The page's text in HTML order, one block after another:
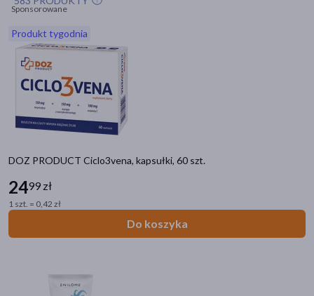
Hit
Sponsorowane
Produkt tygodnia
DOZ PRODUCT Ciclo3vena, kapsułki, 60 szt.
2499 zł
1 szt. = 0,42 zł
Do koszyka